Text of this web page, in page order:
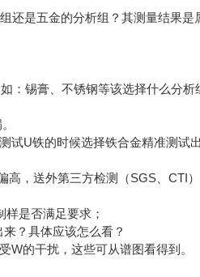
还是五金的分析组？其测量结果
：锡膏、不锈钢等该选择什么分
U铁的时候选择铁合金精准测试
，送外第三方检测（SGS、CTI
是否满足要求；
？具体应该怎么看？
W的干扰，这些可从谱图看得到。